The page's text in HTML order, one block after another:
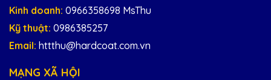
Kinh doanh: 0966358698 MsThu
Kỹ thuật: 0986385257
Email: httthu@hardcoat.com.vn
MẠNG XÃ HỘI